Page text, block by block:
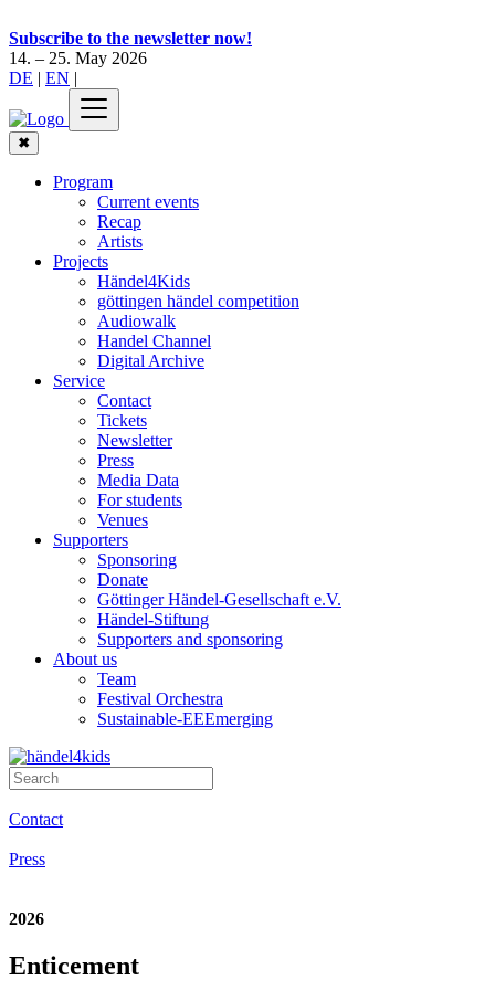
Subscribe to the newsletter now!
14. – 25. May 2026
DE | EN |
✖
Program
Current events
Recap
Artists
Projects
Händel4Kids
göttingen händel competition
Audiowalk
Handel Channel
Digital Archive
Service
Contact
Tickets
Newsletter
Press
Media Data
For students
Venues
Supporters
Sponsoring
Donate
Göttinger Händel-Gesellschaft e.V.
Händel-Stiftung
Supporters and sponsoring
About us
Team
Festival Orchestra
Sustainable-EEEmerging
Contact
Press
2026
Enticement